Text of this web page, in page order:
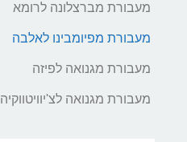
מעבורת מברצלונה לרומא
מעבורת מפיומבינו לאלבה
מעבורת מגנואה לפיזה
מעבורת מגנואה לצ'יוויטווקיה